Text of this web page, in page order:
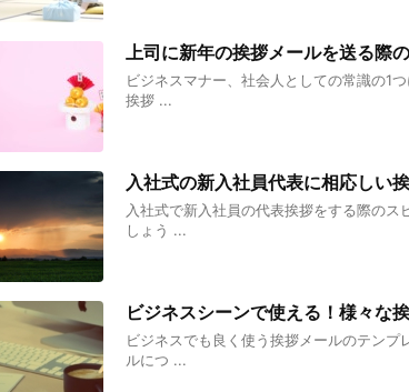
上司に新年の挨拶メールを送る際
ビジネスマナー、社会人としての常識の1
挨拶 ...
入社式の新入社員代表に相応しい
入社式で新入社員の代表挨拶をする際の
しょう ...
ビジネスシーンで使える！様々な
ビジネスでも良く使う挨拶メールのテン
ルにつ ...